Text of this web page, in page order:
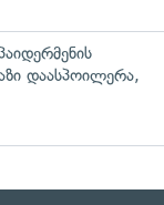
დაასპოილერა,